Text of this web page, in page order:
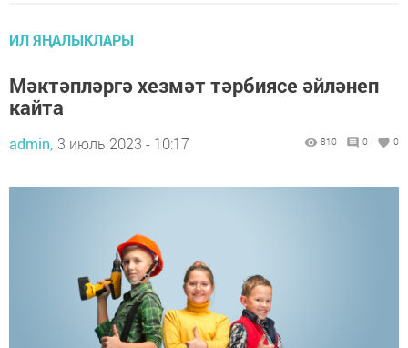
ИЛ ЯҢАЛЫКЛАРЫ
Мәктәпләргә хезмәт тәрбиясе әйләнеп
кайта
admin, 3 июль 2023 - 10:17 810 0 0